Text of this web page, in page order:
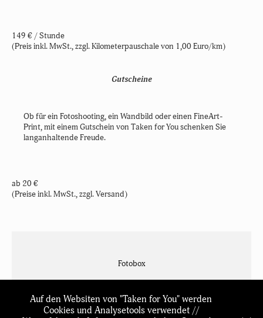
149 € / Stunde
(Preis inkl. MwSt., zzgl.Kilometerpauschale von 1,00 Euro/km)
Gutscheine
Ob für ein Fotoshooting, ein Wandbild oder einen FineArt-
Print, mit einem Gutschein von Taken for You schenken Sie
langanhaltende Freude.
ab 20 €
(Preise inkl. MwSt., zzgl. Versand)
Fotobox
Auf den Websiten von "Taken for You" werden
Cookies und Analysetools verwendet //